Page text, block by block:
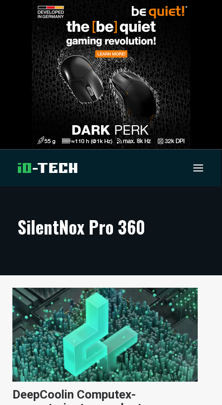
ARTIKKELIT
TECHBBS
TIETOA
HINTA.FI
KAUPPA
VAIHDA TEEMA
SilentNox Pro 360
DeepCoolin Computex-